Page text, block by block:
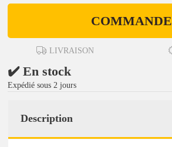
COMMANDE
LIVRAISON
✔️ En stock
Expédié sous 2 jours
Description